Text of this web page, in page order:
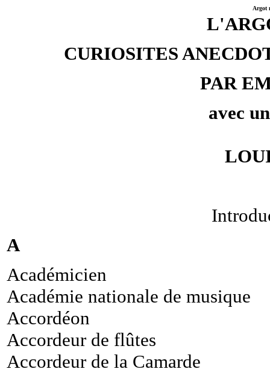
Argot
CURIOSITES
PAR
avec
A
Académicien
Académie nationale de musique
Accordéon
Accordeur de flûtes
Accordeur de la Camarde